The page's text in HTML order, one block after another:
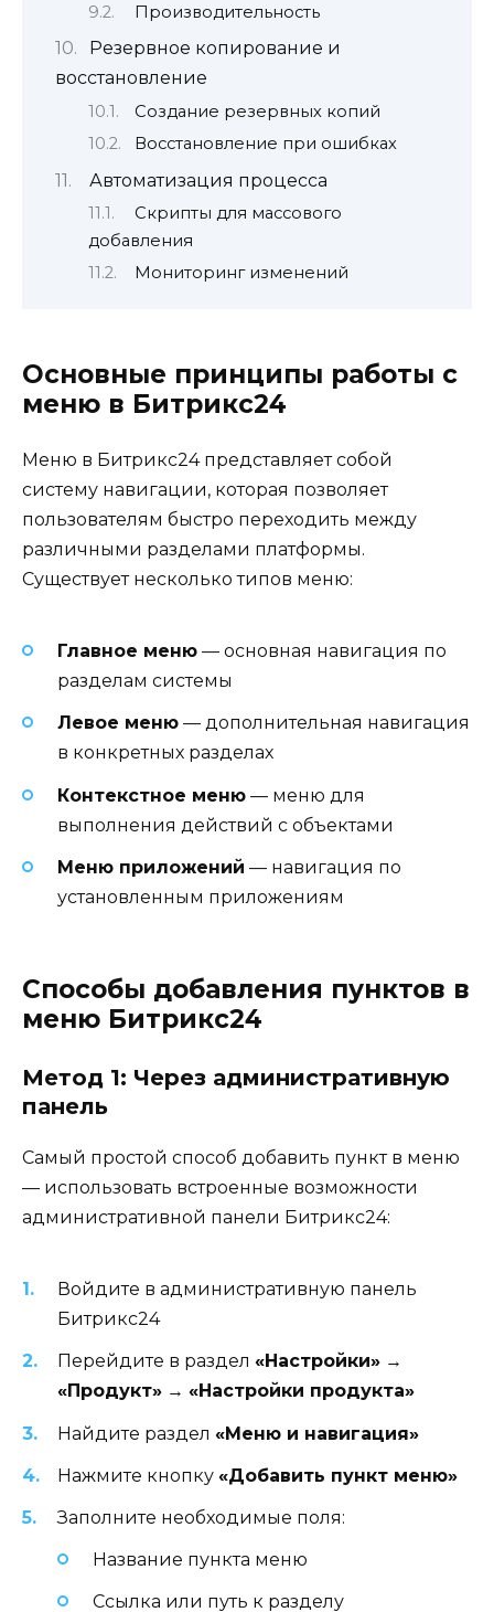
Производительность
Резервное копирование и
восстановление
Создание резервных копий
Восстановление при ошибках
Автоматизация процесса
Скрипты для массового
добавления
Мониторинг изменений
Основные принципы работы с
меню в Битрикс24
Меню в Битрикс24 представляет собой
систему навигации, которая позволяет
пользователям быстро переходить между
различными разделами платформы.
Существует несколько типов меню:
Главное меню — основная навигация по
разделам системы
Левое меню — дополнительная навигация
в конкретных разделах
Контекстное меню — меню для
выполнения действий с объектами
Меню приложений — навигация по
установленным приложениям
Способы добавления пунктов в
меню Битрикс24
Метод 1: Через административную
панель
Самый простой способ добавить пункт в меню
— использовать встроенные возможности
административной панели Битрикс24:
Войдите в административную панель
Битрикс24
Перейдите в раздел «Настройки» →
«Продукт» → «Настройки продукта»
Найдите раздел «Меню и навигация»
Нажмите кнопку «Добавить пункт меню»
Заполните необходимые поля:
Название пункта меню
Ссылка или путь к разделу